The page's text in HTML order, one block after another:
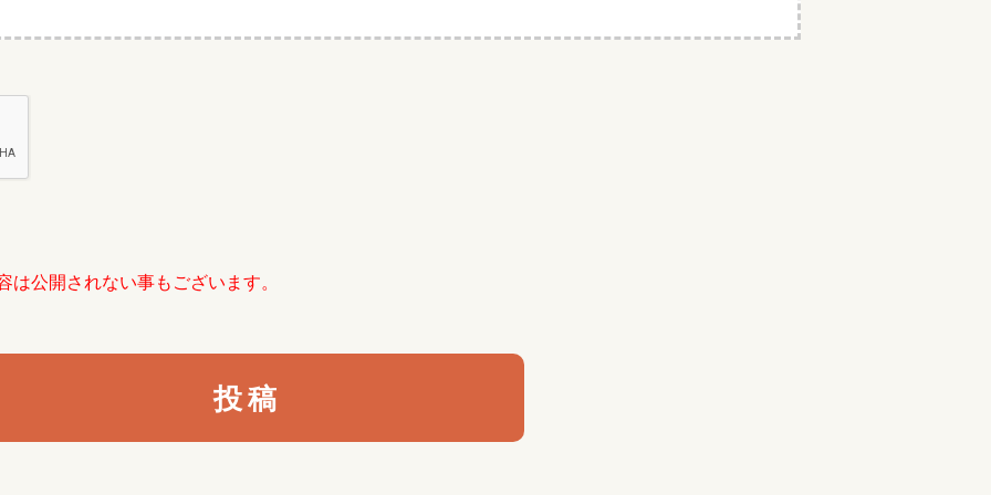
公開されない事もございます。